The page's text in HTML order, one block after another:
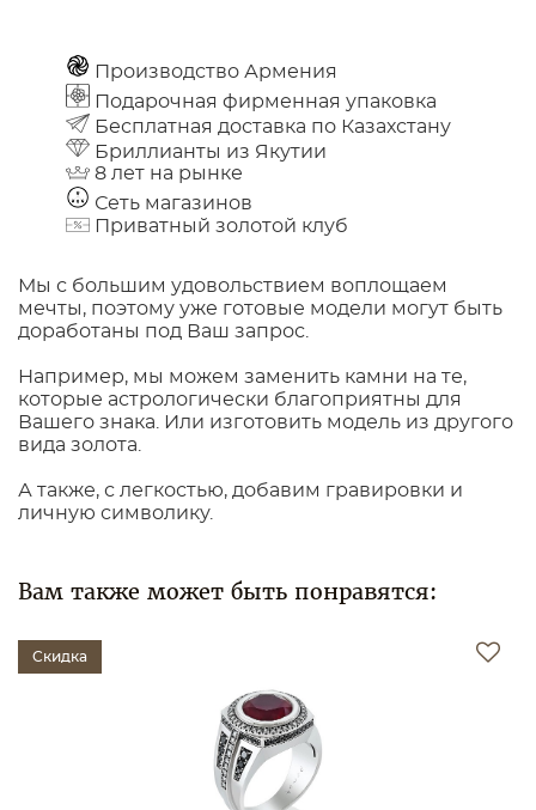
Производство Армения
Подарочная фирменная упаковка
Бесплатная доставка по Казахстану
Бриллианты из Якутии
8 лет на рынке
Сеть магазинов
Приватный золотой клуб
Мы с большим удовольствием воплощаем
мечты, поэтому уже готовые модели могут быть
доработаны под Ваш запрос.
Например, мы можем заменить камни на те,
которые астрологически благоприятны для
Вашего знака. Или изготовить модель из другого
вида золота.
А также, с легкостью, добавим гравировки и
личную символику.
Вам также может быть понравятся:
Скидка